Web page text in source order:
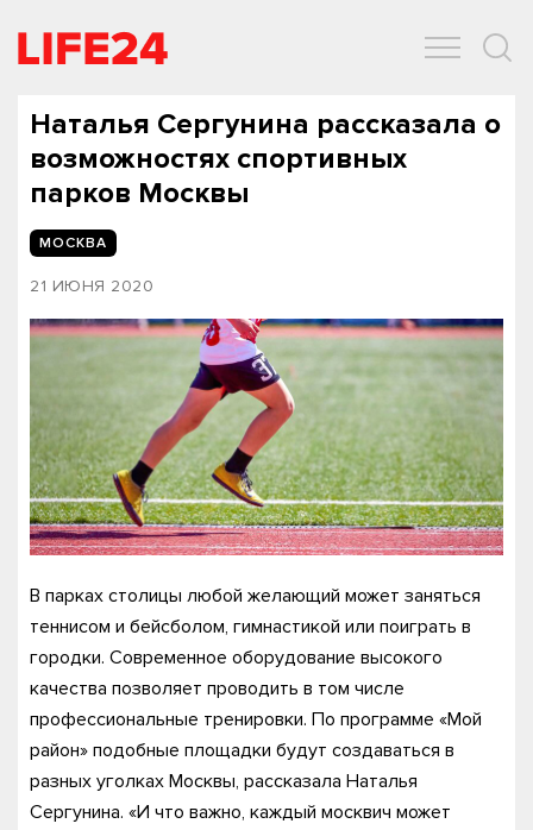
Наталья Сергунина рассказала о
возможностях спортивных
парков Москвы
МОСКВА
21 ИЮНЯ 2020
В парках столицы любой желающий может заняться
теннисом и бейсболом, гимнастикой или поиграть в
городки. Современное оборудование высокого
качества позволяет проводить в том числе
профессиональные тренировки. По программе «Мой
район» подобные площадки будут создаваться в
разных уголках Москвы, рассказала Наталья
Сергунина. «И что важно, каждый москвич может